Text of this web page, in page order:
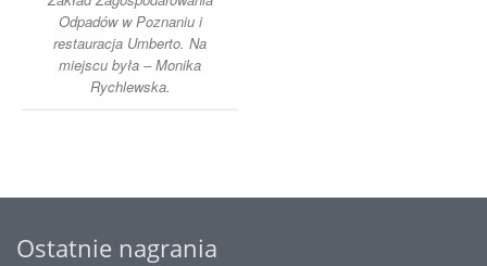
Odpadów w Poznaniu i
restauracja Umberto. Na
miejscu była – Monika
Rychlewska.
Ostatnie nagrania